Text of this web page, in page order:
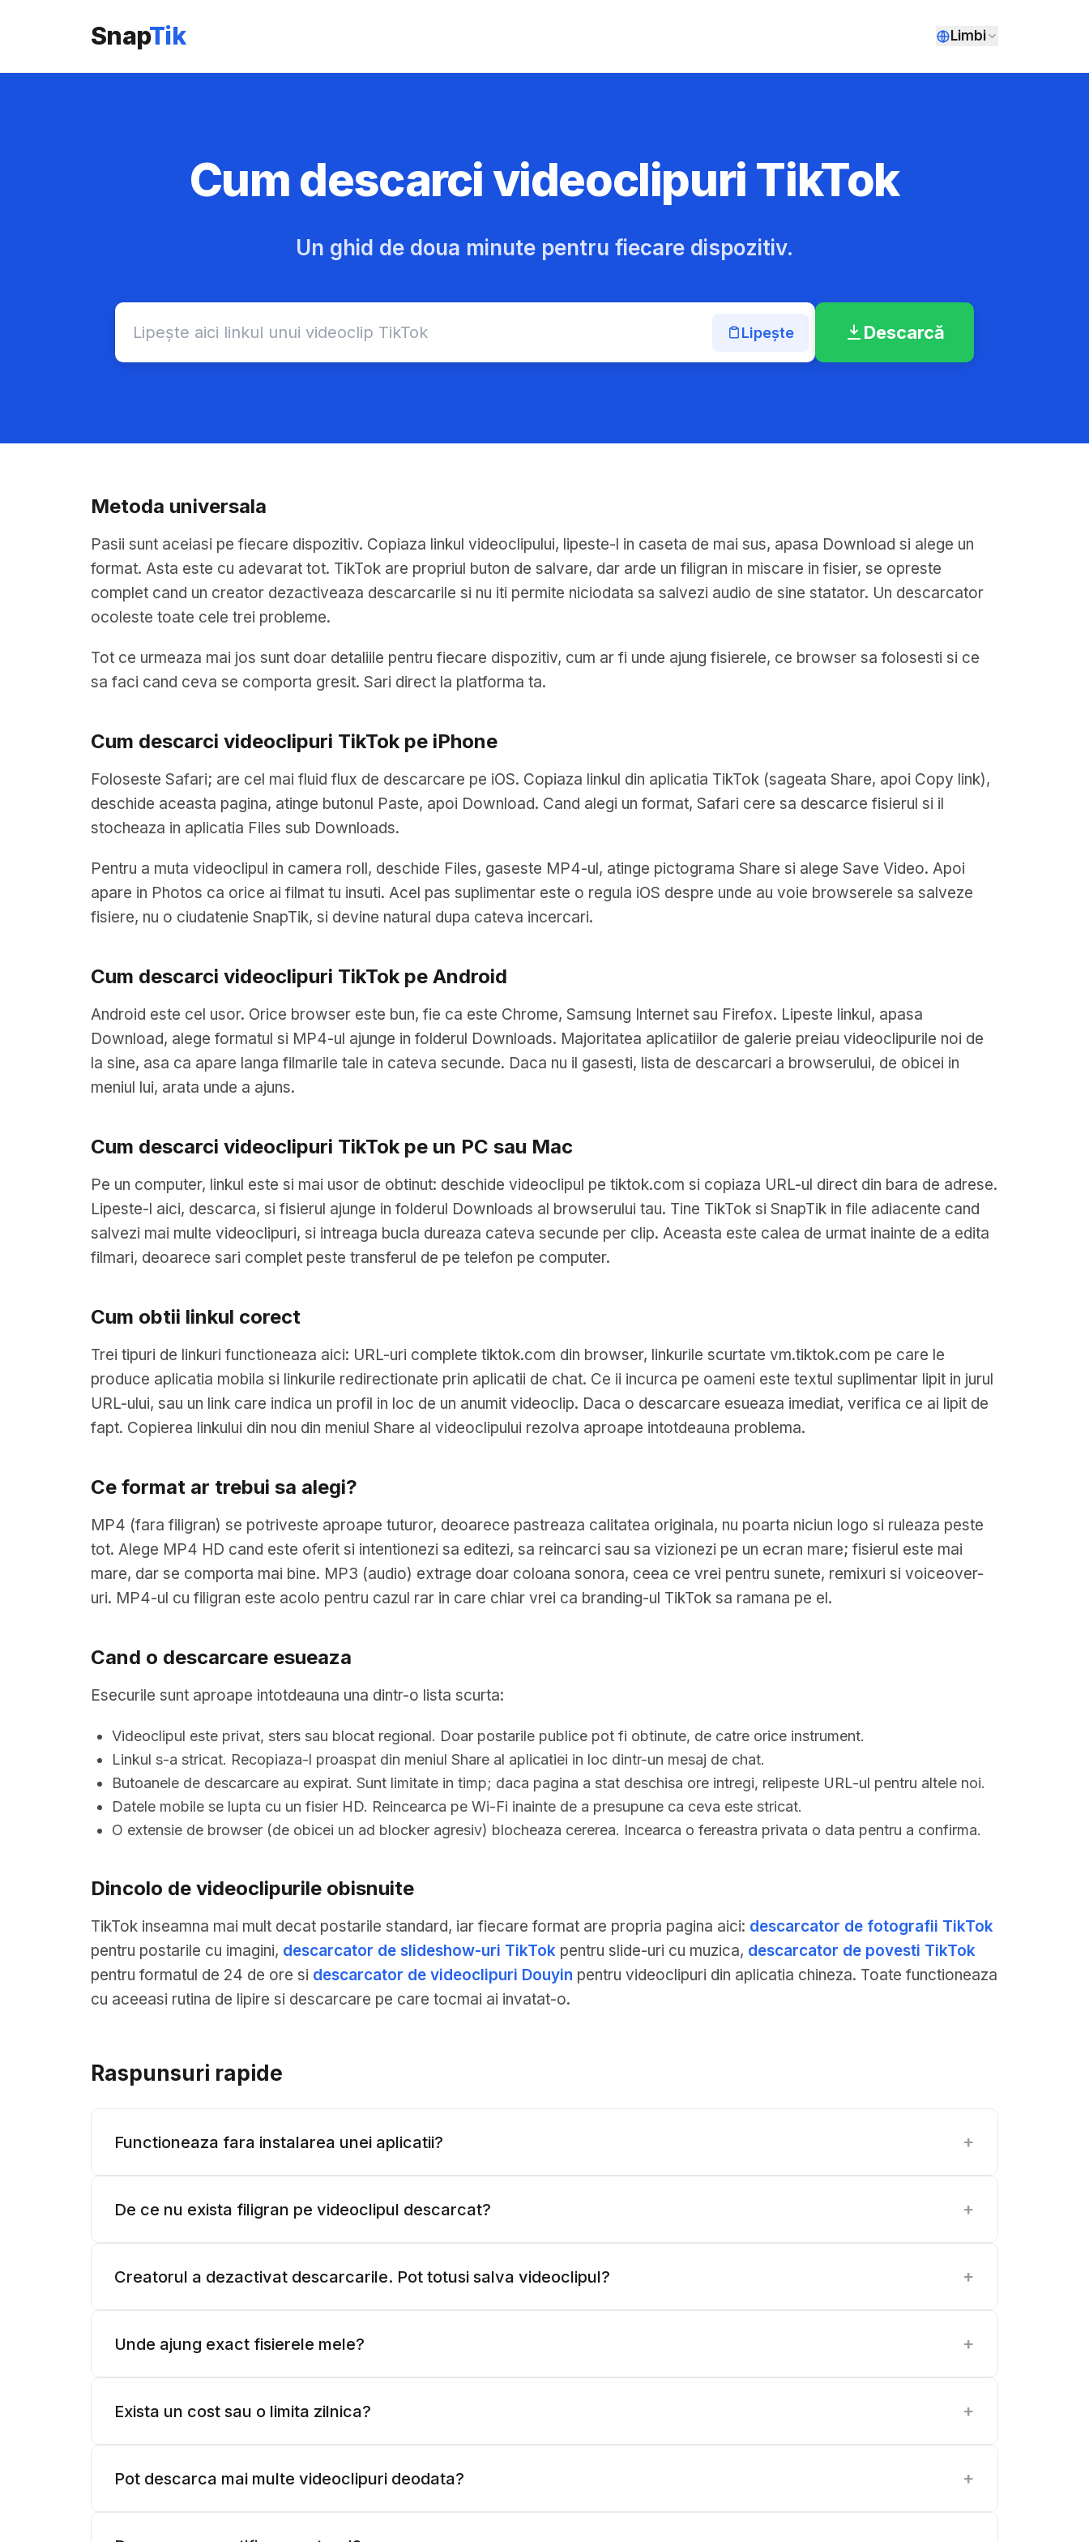
SnapTik Limbi
Cum descarci videoclipuri TikTok
Un ghid de doua minute pentru fiecare dispozitiv.
Lipește Descarcă
Metoda universala
Pasii sunt aceiasi pe fiecare dispozitiv. Copiaza linkul videoclipului, lipeste-l in caseta de mai sus, apasa Download si alege un
format. Asta este cu adevarat tot. TikTok are propriul buton de salvare, dar arde un filigran in miscare in fisier, se opreste
complet cand un creator dezactiveaza descarcarile si nu iti permite niciodata sa salvezi audio de sine statator. Un descarcator
ocoleste toate cele trei probleme.
Tot ce urmeaza mai jos sunt doar detaliile pentru fiecare dispozitiv, cum ar fi unde ajung fisierele, ce browser sa folosesti si ce
sa faci cand ceva se comporta gresit. Sari direct la platforma ta.
Cum descarci videoclipuri TikTok pe iPhone
Foloseste Safari; are cel mai fluid flux de descarcare pe iOS. Copiaza linkul din aplicatia TikTok (sageata Share, apoi Copy link),
deschide aceasta pagina, atinge butonul Paste, apoi Download. Cand alegi un format, Safari cere sa descarce fisierul si il
stocheaza in aplicatia Files sub Downloads.
Pentru a muta videoclipul in camera roll, deschide Files, gaseste MP4-ul, atinge pictograma Share si alege Save Video. Apoi
apare in Photos ca orice ai filmat tu insuti. Acel pas suplimentar este o regula iOS despre unde au voie browserele sa salveze
fisiere, nu o ciudatenie SnapTik, si devine natural dupa cateva incercari.
Cum descarci videoclipuri TikTok pe Android
Android este cel usor. Orice browser este bun, fie ca este Chrome, Samsung Internet sau Firefox. Lipeste linkul, apasa
Download, alege formatul si MP4-ul ajunge in folderul Downloads. Majoritatea aplicatiilor de galerie preiau videoclipurile noi de
la sine, asa ca apare langa filmarile tale in cateva secunde. Daca nu il gasesti, lista de descarcari a browserului, de obicei in
meniul lui, arata unde a ajuns.
Cum descarci videoclipuri TikTok pe un PC sau Mac
Pe un computer, linkul este si mai usor de obtinut: deschide videoclipul pe tiktok.com si copiaza URL-ul direct din bara de adrese.
Lipeste-l aici, descarca, si fisierul ajunge in folderul Downloads al browserului tau. Tine TikTok si SnapTik in file adiacente cand
salvezi mai multe videoclipuri, si intreaga bucla dureaza cateva secunde per clip. Aceasta este calea de urmat inainte de a edita
filmari, deoarece sari complet peste transferul de pe telefon pe computer.
Cum obtii linkul corect
Trei tipuri de linkuri functioneaza aici: URL-uri complete tiktok.com din browser, linkurile scurtate vm.tiktok.com pe care le
produce aplicatia mobila si linkurile redirectionate prin aplicatii de chat. Ce ii incurca pe oameni este textul suplimentar lipit in jurul
URL-ului, sau un link care indica un profil in loc de un anumit videoclip. Daca o descarcare esueaza imediat, verifica ce ai lipit de
fapt. Copierea linkului din nou din meniul Share al videoclipului rezolva aproape intotdeauna problema.
Ce format ar trebui sa alegi?
MP4 (fara filigran) se potriveste aproape tuturor, deoarece pastreaza calitatea originala, nu poarta niciun logo si ruleaza peste
tot. Alege MP4 HD cand este oferit si intentionezi sa editezi, sa reincarci sau sa vizionezi pe un ecran mare; fisierul este mai
mare, dar se comporta mai bine. MP3 (audio) extrage doar coloana sonora, ceea ce vrei pentru sunete, remixuri si voiceover-
uri. MP4-ul cu filigran este acolo pentru cazul rar in care chiar vrei ca branding-ul TikTok sa ramana pe el.
Cand o descarcare esueaza
Esecurile sunt aproape intotdeauna una dintr-o lista scurta:
Videoclipul este privat, sters sau blocat regional. Doar postarile publice pot fi obtinute, de catre orice instrument.
Linkul s-a stricat. Recopiaza-l proaspat din meniul Share al aplicatiei in loc dintr-un mesaj de chat.
Butoanele de descarcare au expirat. Sunt limitate in timp; daca pagina a stat deschisa ore intregi, relipeste URL-ul pentru altele noi.
Datele mobile se lupta cu un fisier HD. Reincearca pe Wi-Fi inainte de a presupune ca ceva este stricat.
O extensie de browser (de obicei un ad blocker agresiv) blocheaza cererea. Incearca o fereastra privata o data pentru a confirma.
Dincolo de videoclipurile obisnuite
TikTok inseamna mai mult decat postarile standard, iar fiecare format are propria pagina aici: descarcator de fotografii TikTok
pentru postarile cu imagini, descarcator de slideshow-uri TikTok pentru slide-uri cu muzica, descarcator de povesti TikTok
pentru formatul de 24 de ore si descarcator de videoclipuri Douyin pentru videoclipuri din aplicatia chineza. Toate functioneaza
cu aceeasi rutina de lipire si descarcare pe care tocmai ai invatat-o.
Raspunsuri rapide
Functioneaza fara instalarea unei aplicatii? +
De ce nu exista filigran pe videoclipul descarcat? +
Creatorul a dezactivat descarcarile. Pot totusi salva videoclipul? +
Unde ajung exact fisierele mele? +
Exista un cost sau o limita zilnica? +
Pot descarca mai multe videoclipuri deodata? +